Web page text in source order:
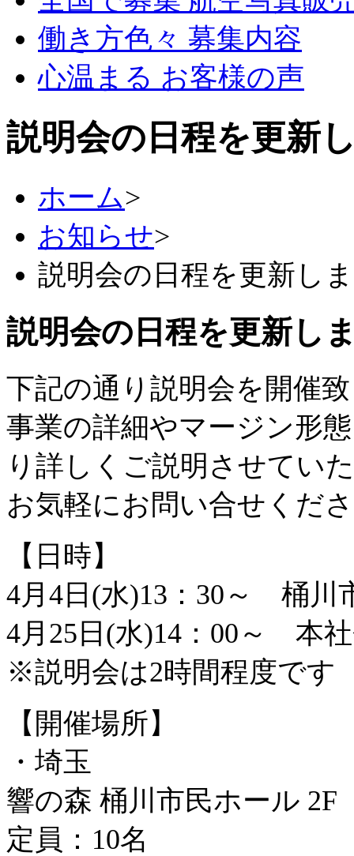
働き方色々 募集内容
心温まる お客様の声
説明会の日程を更新
ホーム>
お知らせ>
説明会の日程を更新し
説明会の日程を更新し
下記の通り説明会を開催
事業の詳細やマージン形
り詳しくご説明させてい
お気軽にお問い合せくだ
【日時】
4月4日(水)13：30～ 桶
4月25日(水)14：00～ 本
※説明会は2時間程度です
【開催場所】
・埼玉
響の森 桶川市民ホール 2F
定員：10名